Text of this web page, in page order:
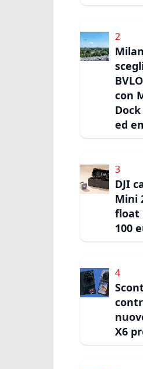
2
con
ed
3
DJI
Mini
float
100
4
X6